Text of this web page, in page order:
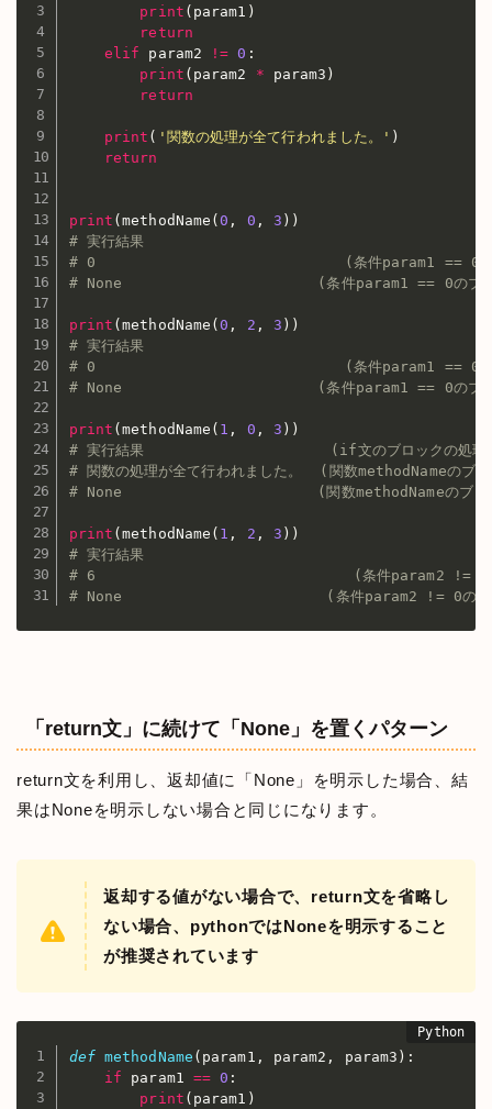
print ( param1 )
return
elif param2 != 0 :
print ( param2 * param3 )
return
print ( '関数の処理が全て行われました。' )
return
print (methodName (0 , 0 , 3 ) )
# 実行結果
# 0                            (条件param1 == 0のブロ
# None                      (条件param1 == 0のブロック
print (methodName (0 , 2 , 3 ) )
# 実行結果
# 0                            (条件param1 == 0のブロ
# None                      (条件param1 == 0のブロック
print (methodName ( 1 , 0 , 3 ) )
# 実行結果                     (if文のブロックの処理は
# 関数の処理が全て行われました。  (関数methodNameのブ
# None                      (関数methodNameのブロック
print (methodName ( 1 , 2 , 3 ) )
# 実行結果
# 6                             (条件param2 != 0のブ
# None                       (条件param2 != 0のブロッ
「return文」に続けて「None」を置くパターン
return文を利用し、返却値に「None」を明示した場合、結
果はNoneを明示しない場合と同じになります。
返却する値がない場合で、return文を省略し
ない場合、pythonではNoneを明示すること
が推奨されています
def methodName ( param1 , param2 , param3 ) :
if param1 == 0 :
print ( param1 )